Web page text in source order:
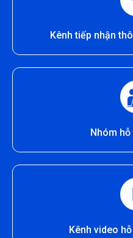
Kênh tiếp nhận
Nhóm
Kênh video